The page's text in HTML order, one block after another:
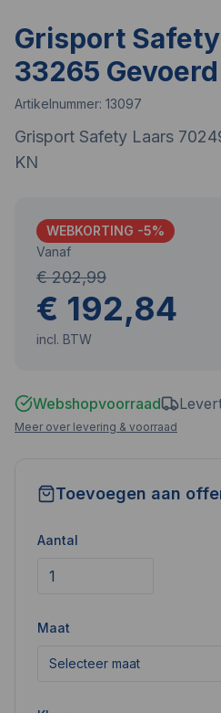
Grisport
33265
Artikelnummer: 13097
Grisport Safety Laars
KN
WEBKORTING -5%
Vanaf
€ 202,99
€ 192,84
incl. BTW
Webshopvoorraad
Meer over levering & voorraad
Toevoegen aan
Aantal
Maat
Selecteer maat